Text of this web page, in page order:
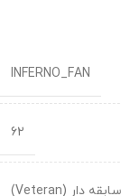
INFERNO_FAN
62
سابقه دار (Veteran)